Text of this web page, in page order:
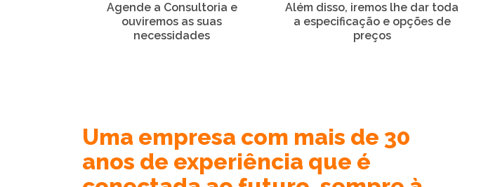
Agende a Consultoria e
ouviremos as suas
necessidades
Além disso, iremos lhe dar toda
a especificação e opções de
preços
Uma empresa com mais de 30
anos de experiência que é